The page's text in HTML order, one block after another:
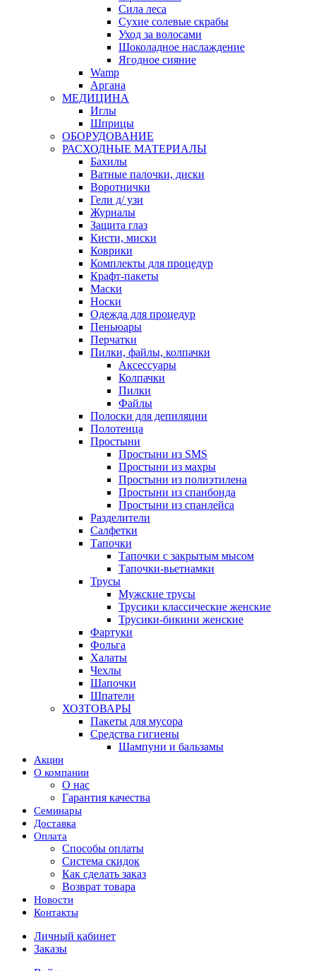
Сила леса
Сухие солевые скрабы
Уход за волосами
Шоколадное наслаждение
Ягодное сияние
Wamp
Аргана
МЕДИЦИНА
Иглы
Шприцы
ОБОРУДОВАНИЕ
РАСХОДНЫЕ МАТЕРИАЛЫ
Бахилы
Ватные палочки, диски
Воротнички
Гели д/ узи
Журналы
Защита глаз
Кисти, миски
Коврики
Комплекты для процедур
Крафт-пакеты
Маски
Носки
Одежда для процедур
Пеньюары
Перчатки
Пилки, файлы, колпачки
Аксессуары
Колпачки
Пилки
Файлы
Полоски для депиляции
Полотенца
Простыни
Простыни из SMS
Простыни из махры
Простыни из полиэтилена
Простыни из спанбонда
Простыни из спанлейса
Разделители
Салфетки
Тапочки
Тапочки с закрытым мысом
Тапочки-вьетнамки
Трусы
Мужские трусы
Трусики классические женские
Трусики-бикини женские
Фартуки
Фольга
Халаты
Чехлы
Шапочки
Шпатели
ХОЗТОВАРЫ
Пакеты для мусора
Средства гигиены
Шампуни и бальзамы
Акции
О компании
О нас
Гарантия качества
Семинары
Доставка
Оплата
Способы оплаты
Система скидок
Как сделать заказ
Возврат товара
Новости
Контакты
Личный кабинет
Заказы